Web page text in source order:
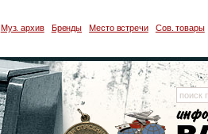
Муз. архив Бренды Место встречи Сов. товары